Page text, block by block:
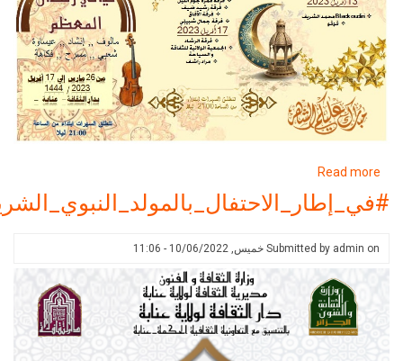
about
برنامج
دار
لرمضان
2023/1444
Submitted خميس, 10/06/2022 - 11:06